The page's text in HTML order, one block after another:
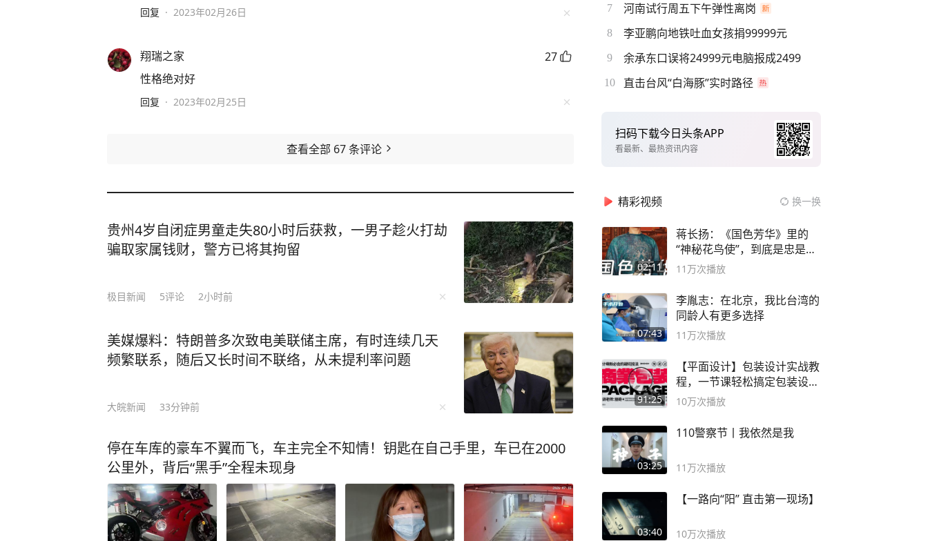
回复 · 2023年02月26日
翔瑞之家
27
性格绝对好
回复 · 2023年02月25日
查看全部 67条评论
贵州4岁自闭症男童走失80小时后获救，一男子趁火打劫
骗取家属钱财，警方已将其拘留
极目新闻 5评论 2小时前
美媒爆料：特朗普多次致电美联储主席，有时连续几天
频繁联系，随后又长时间不联络，从未提利率问题
大皖新闻 33分钟前
停在车库的豪车不翼而飞，车主完全不知情！钥匙在自己手里，车已在2000
公里外，背后“黑手”全程未现身
7 河南试行周五下午弹性离岗
8 李亚鹏向地铁吐血女孩捐99999元
9 余承东口误将24999元电脑报成2499
10 直击台风“白海豚”实时路径
扫码下载今日头条APP
看最新、最热资讯内容
精彩视频 换一换
02:11
蒋长扬：《国色芳华》里的
“神秘花鸟使”，到底是忠是
奸？
11万次播放
07:43
李胤志：在北京，我比台湾的
同龄人有更多选择
11万次播放
91:25
【平面设计】包装设计实战教
程，一节课轻松搞定包装设计
流程！
10万次播放
03:25
110警察节丨我依然是我
11万次播放
03:40
【一路向“阳” 直击第一现场】
10万次播放